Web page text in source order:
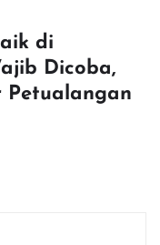
di
Dicoba,
Petualangan